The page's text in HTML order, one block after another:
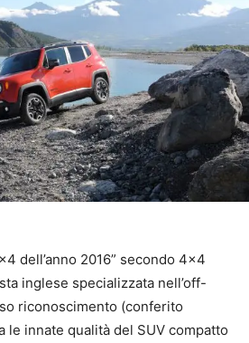
dell’anno 2016” secondo 4×4
inglese specializzata nell’off-
riconoscimento (conferito
le innate qualità del SUV compatto